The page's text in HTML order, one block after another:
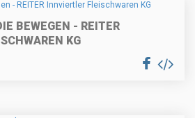
BEWEGEN - REITER
KG